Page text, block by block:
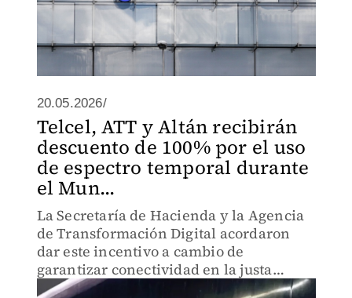
20.05.2026/
Telcel, ATT y Altán recibirán
descuento de 100% por el uso
de espectro temporal durante
el Mun...
La Secretaría de Hacienda y la Agencia
de Transformación Digital acordaron
dar este incentivo a cambio de
garantizar conectividad en la justa
mundialista.